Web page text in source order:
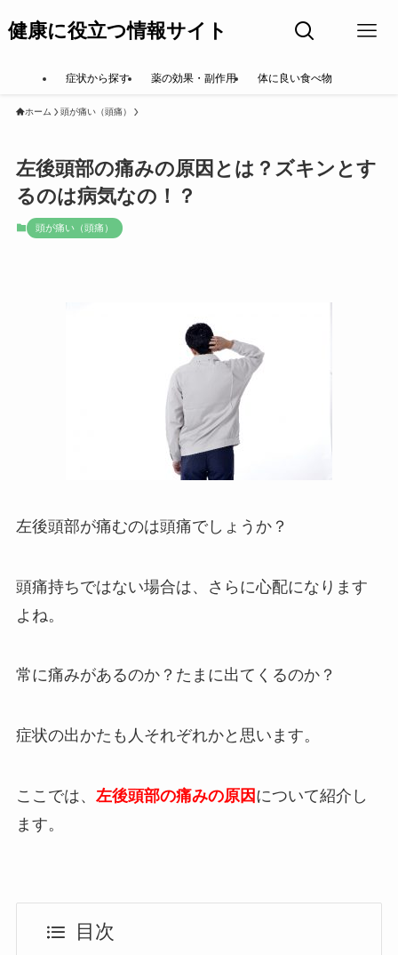
健康に役立つ情報サイト
症状から探す 薬の効果・副作用 体に良い食べ物
ホーム 頭が痛い（頭痛）
左後頭部の痛みの原因とは？ズキンとす
るのは病気なの！？
頭が痛い（頭痛）
左後頭部が痛むのは頭痛でしょうか？
頭痛持ちではない場合は、さらに心配になります
よね。
常に痛みがあるのか？たまに出てくるのか？
症状の出かたも人それぞれかと思います。
ここでは、 左後頭部の痛みの原因 について紹介し
ます。
目次